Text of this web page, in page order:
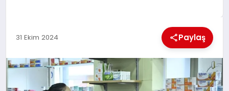
MAGAZIN
SAĞLIK
31 Ekim 2024 Paylaş